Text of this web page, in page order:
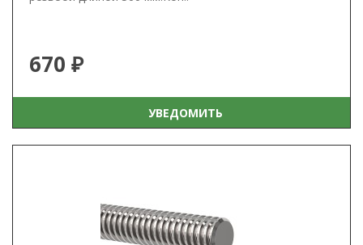
670 ₽
УВЕДОМИТЬ